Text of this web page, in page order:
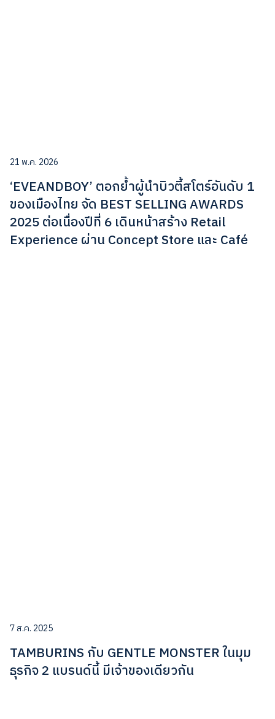
21 พ.ค. 2026
‘EVEANDBOY’ ตอกย้ำผู้นำบิวตี้สโตร์อันดับ 1
ของเมืองไทย จัด BEST SELLING AWARDS
2025 ต่อเนื่องปีที่ 6 เดินหน้าสร้าง Retail
Experience ผ่าน Concept Store และ Café
7 ส.ค. 2025
TAMBURINS กับ GENTLE MONSTER ในมุม
ธุรกิจ 2 แบรนด์นี้ มีเจ้าของเดียวกัน